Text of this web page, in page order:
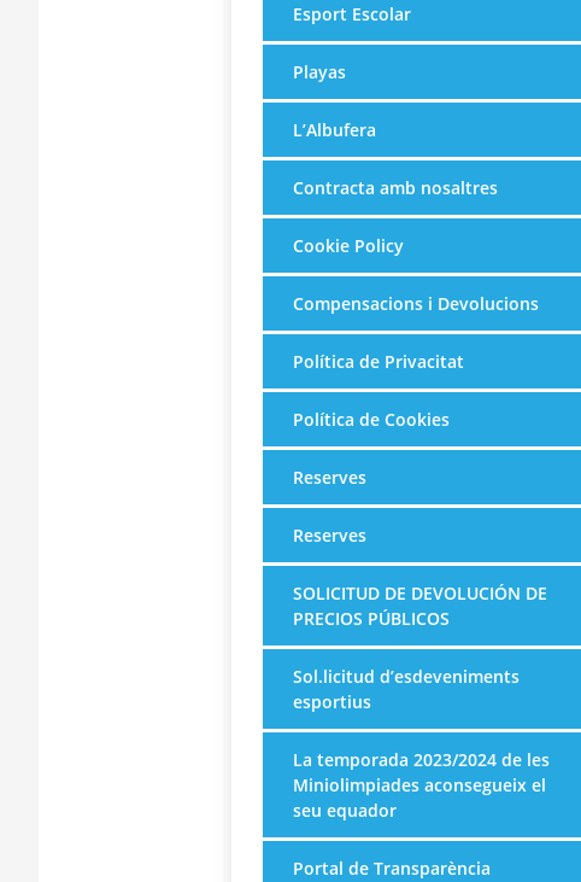
Esport Escolar
Playas
L’Albufera
Contracta amb nosaltres
Cookie Policy
Compensacions i Devolucions
Política de Privacitat
Política de Cookies
Reserves
Reserves
SOLICITUD DE DEVOLUCIÓN DE
PRECIOS PÚBLICOS
Sol.licitud d’esdeveniments
esportius
La temporada 2023/2024 de les
Miniolimpiades aconsegueix el
seu equador
Portal de Transparència